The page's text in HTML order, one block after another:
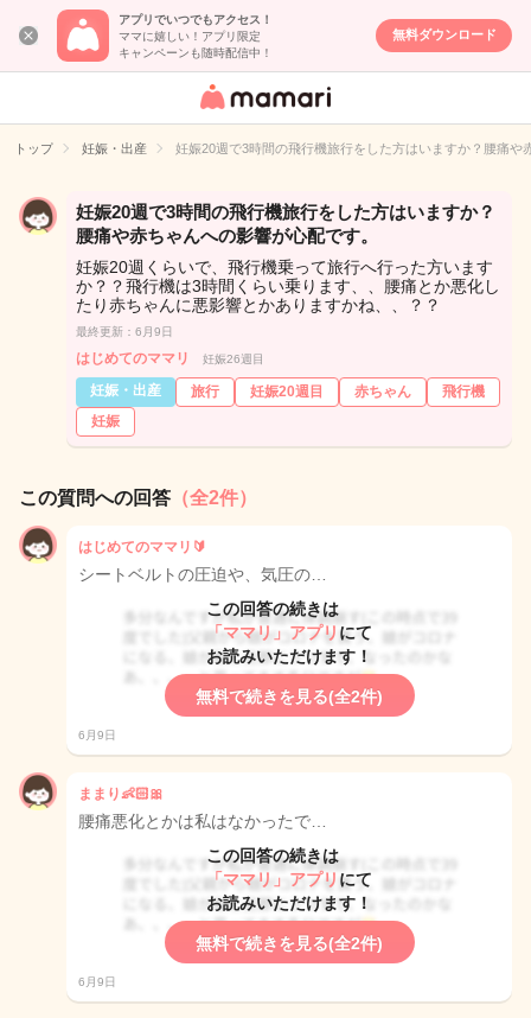
アプリでいつでもアクセス！
ママに嬉しい！アプリ限定
キャンペーンも随時配信中！
無料ダウンロード
女性専用匿名QA
イト
トップ 妊娠・出産 妊娠20週で3時間の飛行機旅行をした方はいますか？腰痛や
妊娠20週で3時間の飛行機旅行をした方はいますか？
腰痛や赤ちゃんへの影響が心配です。
妊娠20週くらいで、飛行機乗って旅行へ行った方います
か？？飛行機は3時間くらい乗ります、、腰痛とか悪化し
たり赤ちゃんに悪影響とかありますかね、、？？
最終更新：6月9日
はじめてのママリ 妊娠26週目
妊娠・出産 旅行 妊娠20週目 赤ちゃん
飛行機
妊娠
この質問への回答 （全2件）
はじめてのママリ🔰
シートベルトの圧迫や、気圧の…
この回答の続きは
「ママリ」アプリ にて
お読みいただけます！
無料で続きを見る(全2件)
6月9日
ままり👶🏻🎀
腰痛悪化とかは私はなかったで…
この回答の続きは
「ママリ」アプリ にて
お読みいただけます！
無料で続きを見る(全2件)
6月9日